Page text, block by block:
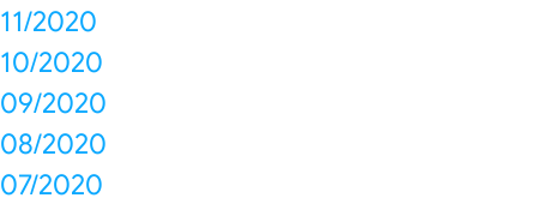
11/2020
10/2020
09/2020
08/2020
07/2020